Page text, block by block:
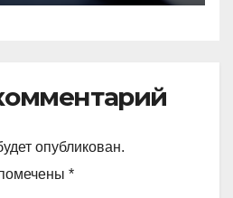
опубликован.
*